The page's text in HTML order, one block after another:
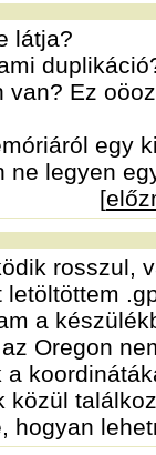
látja?
van? Ez
egy
ne legyen
[
rosszul,
letöltöttem
a
Oregon
közül
hogyan